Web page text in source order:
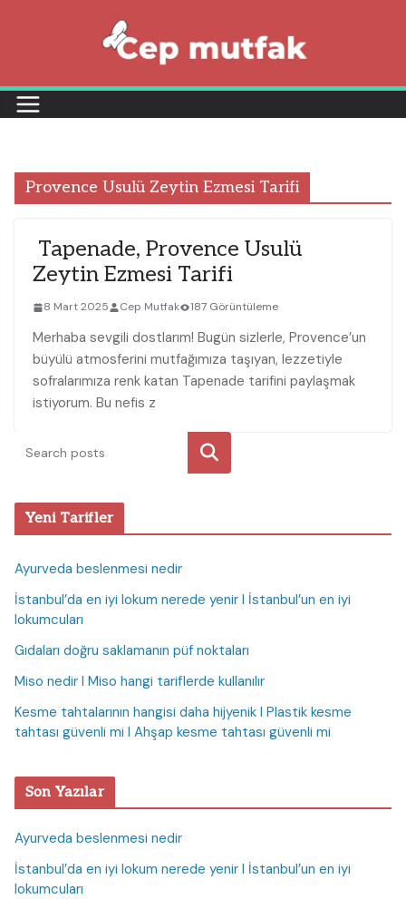
Provence Usulü Zeytin Ezmesi Tarifi
Tapenade, Provence Usulü
Zeytin Ezmesi Tarifi
8 Mart 2025 Cep Mutfak 187 Görüntüleme
Merhaba sevgili dostlarım! Bugün sizlerle, Provence’un
büyülü atmosferini mutfağımıza taşıyan, lezzetiyle
sofralarımıza renk katan Tapenade tarifini paylaşmak
istiyorum. Bu nefis z
Ara
Yeni Tarifler
Ayurveda beslenmesi nedir
İstanbul’da en iyi lokum nerede yenir I İstanbul’un en iyi
lokumcuları
Gıdaları doğru saklamanın püf noktaları
Miso nedir I Miso hangi tariflerde kullanılır
Kesme tahtalarının hangisi daha hijyenik I Plastik kesme
tahtası güvenli mi I Ahşap kesme tahtası güvenli mi
Son Yazılar
Ayurveda beslenmesi nedir
İstanbul’da en iyi lokum nerede yenir I İstanbul’un en iyi
lokumcuları